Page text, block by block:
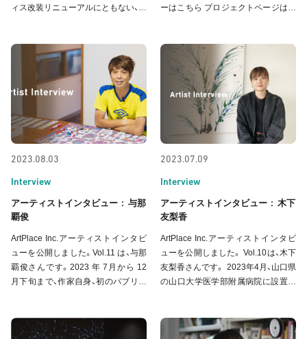
ィス改装リニューアルにともない、オ
全壁面に、simoによるウォールアー
ト作品《into orbit》
ーはこちら プロジェクトページはこ
ン 自己紹介をお願いします。 僕の自
己紹介はいくつかあります。1つ目
は、「死後生涯」とい
2023.08.03
Interview
アーティストインタビュー : 与那
覇俊
ArtPlace Inc.アーティストインタビ
ューを公開しました。Vol.11 は、与那
覇俊さんです。2023 年 7月から 12
月下旬まで、作家自身、初のパブリッ
が、調布市文化会館たづくりエレベー
2023.07.09
Interview
アーティストインタビュー : 木下
友梨香
ArtPlace Inc.アーティストインタビ
ューを公開しました。 Vol.10は、木下
友梨香さんです。 2023年4月、山口県
の山口大学医学部附属病院に設置し
るまでの記憶をたどるプロセス、今回